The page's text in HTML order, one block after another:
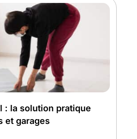
: la solution pratique
et garages